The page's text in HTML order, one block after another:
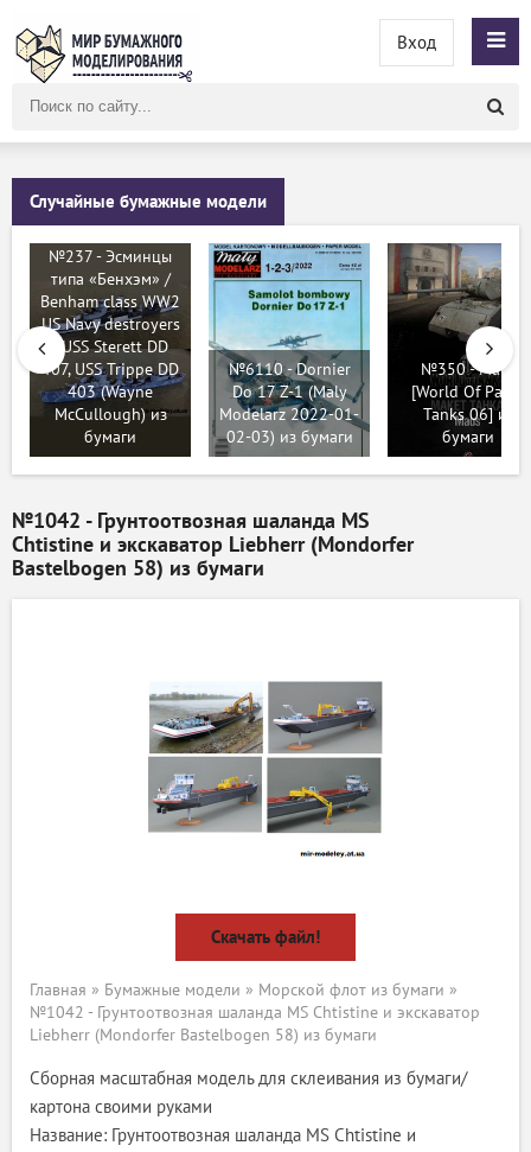
сайту
Вход
Случайные бумажные модели
№237 - Эсминцы
типа «Бенхэм» /
Benham class WW2
US Navy destroyers
- USS Sterett DD
407, USS Trippe DD
403 (Wayne
McCullough) из
бумаги
№6110 - Dornier
Do 17 Z-1 (Maly
Modelarz 2022-01-
02-03) из бумаги
№350 - Maus
[World Of Paper
Tanks 06] из
бумаги
№1042 - Грунтоотвозная шаланда MS
Chtistine и экскаватор Liebherr (Mondorfer
Bastelbogen 58) из бумаги
Скачать файл!
Главная » Бумажные модели » Морской флот из бумаги »
№1042 - Грунтоотвозная шаланда MS Chtistine и экскаватор
Liebherr (Mondorfer Bastelbogen 58) из бумаги
Сборная масштабная модель для склеивания из бумаги/
картона своими руками
Название: Грунтоотвозная шаланда MS Chtistine и